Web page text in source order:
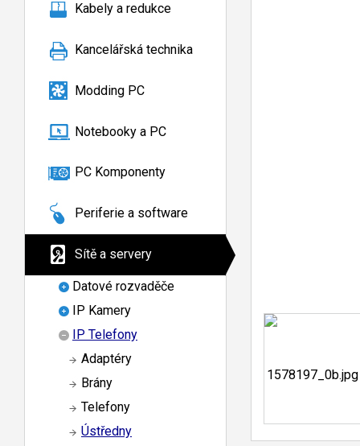
Kabely a redukce
Kancelářská technika
Modding PC
Notebooky a PC
PC Komponenty
Periferie a software
Sítě a servery
Datové rozvaděče
IP Kamery
IP Telefony
Adaptéry
Brány
Telefony
Ústředny